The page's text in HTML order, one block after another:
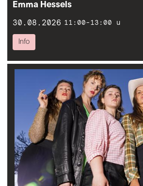
Emma Hessels
30.08.2026 11:00-13:00 u
Info